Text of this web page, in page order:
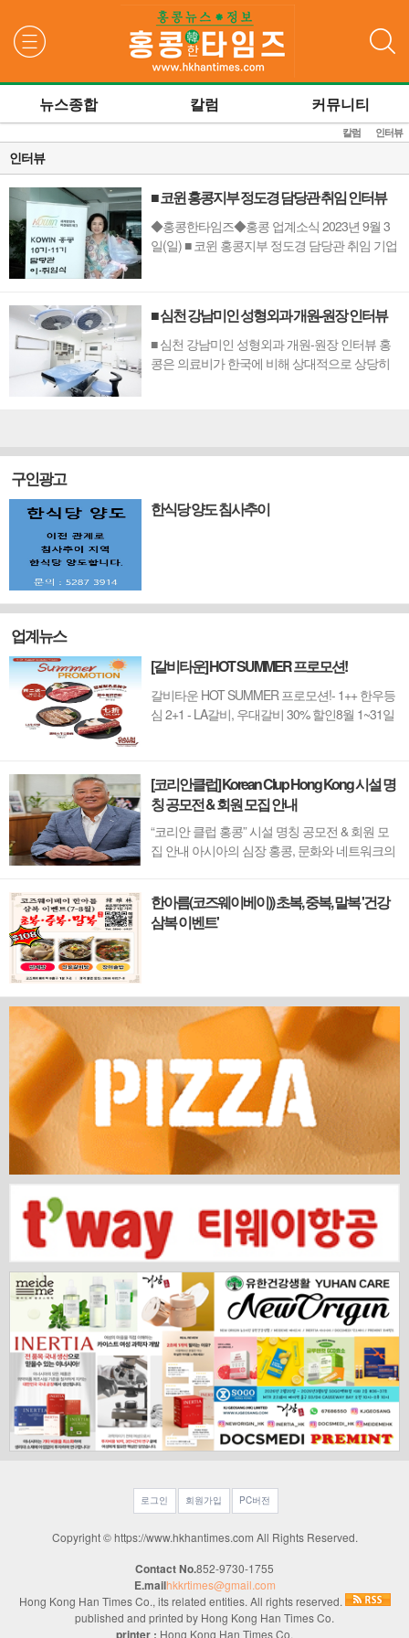
뉴스종합 칼럼 커뮤니티
칼럼 인터뷰
인터뷰
■ 코윈 홍콩지부 정도경 담당관 취임 인터뷰
◆홍콩한타임즈◆홍콩 업계소식 2023년 9월 3
일(일) ■ 코윈 홍콩지부 정도경 담당관 취임 기업
Women's International Network )는 2001년 여성
가족부 출범을 계기로 국내와 세계 170여 곳에서
활약하는 동포 여성...
■ 심천 강남미인 성형외과 개원-원장 인터뷰
■ 심천 강남미인 성형외과 개원-원장 인터뷰 홍
콩은 의료비가 한국에 비해 상대적으로 상당히
현지에서 받는 것보다 더 저렴하기 때문이다. 경
구인광고
한식당 양도 침사추이
업계뉴스
[갈비타운] HOT SUMMER 프로모션!
갈비타운 HOT SUMMER 프로모션!- 1++ 한우등
심 2+1 - LA갈비, 우대갈비 30% 할인8월 1~31일
[코리안클럽] Korean Clup Hong Kong 시설 명
칭 공모전 & 회원 모집 안내
“코리안 클럽 홍콩” 시설 명칭 공모전 & 회원 모
집 안내 아시아의 심장 홍콩, 문화와 네트워크의
홍콩. 이 역동적인 글로벌 허브의 중심에서 한국
의 깊이 있는 문화유산과 세계적 감각을 잇는 새
한아름(코즈웨이베이)) 초복, 중복, 말복 '건강
삼복 이벤트'
로그인 회원가입 PC버전
Copyright © https://www.hkhantimes.com All Rights Reserved.
Contact No.852-9730-1755
E.mailhkkrtimes@gmail.com
Hong Kong Han Times Co., its related entities. All rights reserved.
published and printed by Hong Kong Han Times Co.
printer : Hong Kong Han Times Co.